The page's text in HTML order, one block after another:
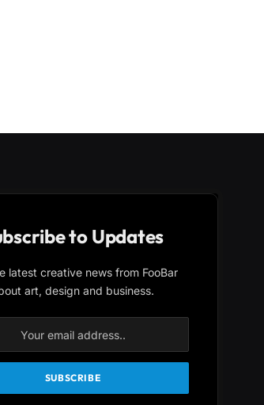
to Updates
latest creative news from FooBar
art, design and business.